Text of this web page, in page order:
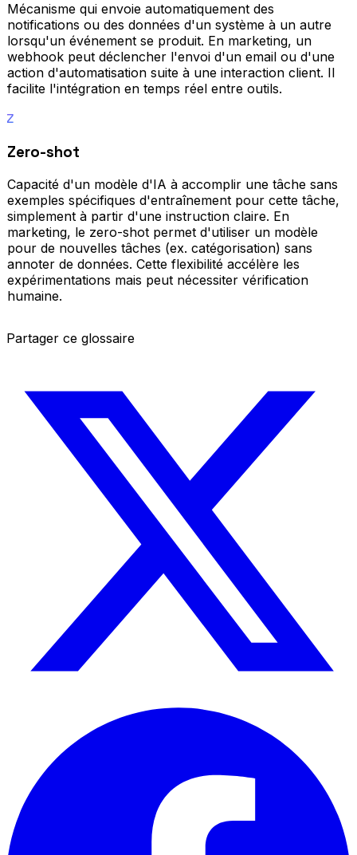
Mécanisme qui envoie automatiquement des
notifications ou des données d'un système à un autre
lorsqu'un événement se produit. En marketing, un
webhook peut déclencher l'envoi d'un email ou d'une
action d'automatisation suite à une interaction client. Il
facilite l'intégration en temps réel entre outils.
Z
Zero-shot
Capacité d'un modèle d'IA à accomplir une tâche sans
exemples spécifiques d'entraînement pour cette tâche,
simplement à partir d'une instruction claire. En
marketing, le zero-shot permet d'utiliser un modèle
pour de nouvelles tâches (ex. catégorisation) sans
annoter de données. Cette flexibilité accélère les
expérimentations mais peut nécessiter vérification
humaine.
Partager ce glossaire